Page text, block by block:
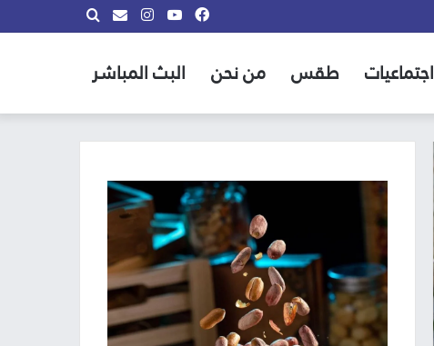
بحث
info@almadina.tvانستقراميوتيوب
فيسبوك
اجتماعيات طقس من نحن البث المباشر